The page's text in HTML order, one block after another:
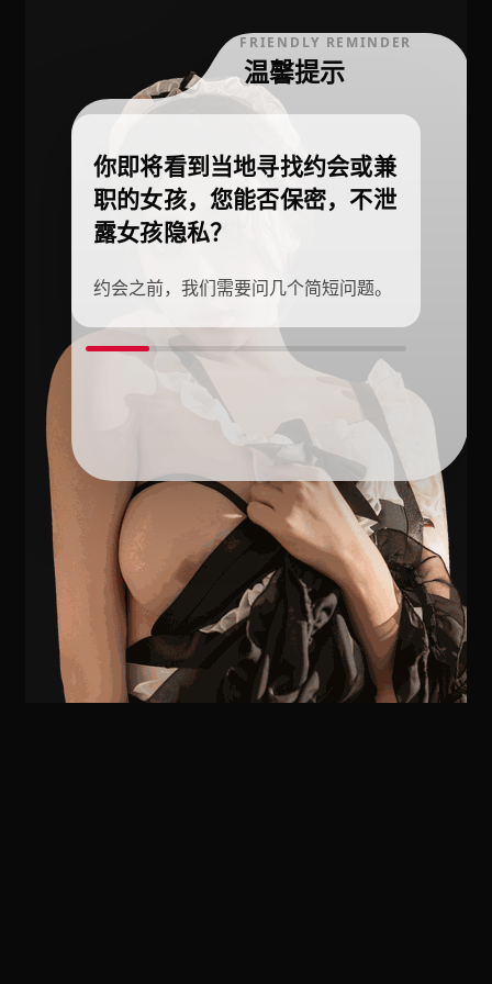
FRIENDLY REMINDER
温馨提示
你即将看到当地寻找约会或兼
职的女孩，您能否保密，不泄
露女孩隐私？
约会之前，我们需要问几个简短问题。